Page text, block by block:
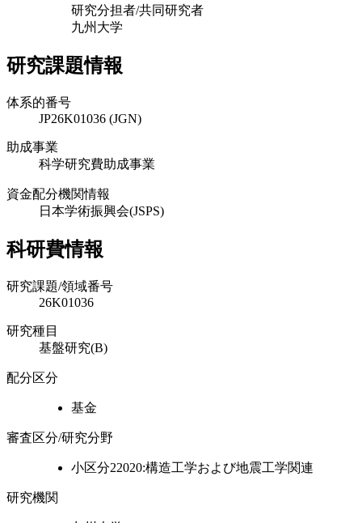
研究分担者/共同研究者
九州大学
研究課題情報
体系的番号
JP26K01036 (JGN)
助成事業
科学研究費助成事業
資金配分機関情報
日本学術振興会(JSPS)
科研費情報
研究課題/領域番号
26K01036
研究種目
基盤研究(B)
配分区分
基金
審査区分/研究分野
小区分22020:構造工学および地震工学関連
研究機関